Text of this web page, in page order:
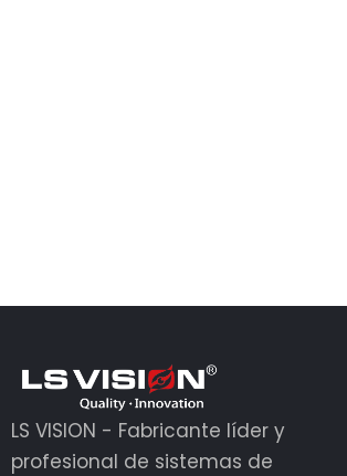
LS VISION - Fabricante líder y
profesional de sistemas de